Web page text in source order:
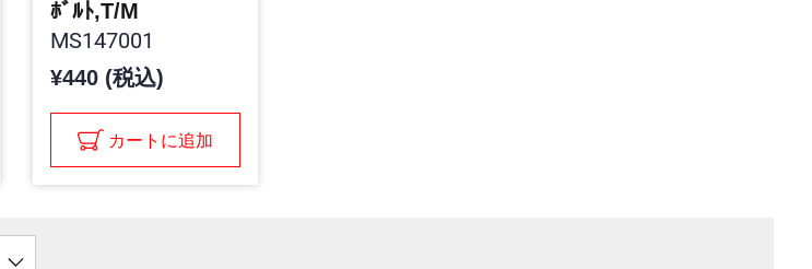
ﾎﾞﾙﾄ,T/M
MS147001
¥440 (税込)
カートに追加